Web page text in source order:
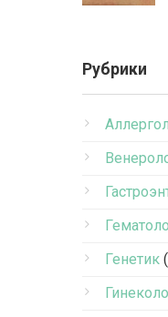
Рубрики
Генетик